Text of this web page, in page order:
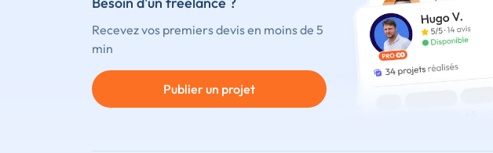
Recevez vos premiers devis en moins de 5
min
Publier un projet